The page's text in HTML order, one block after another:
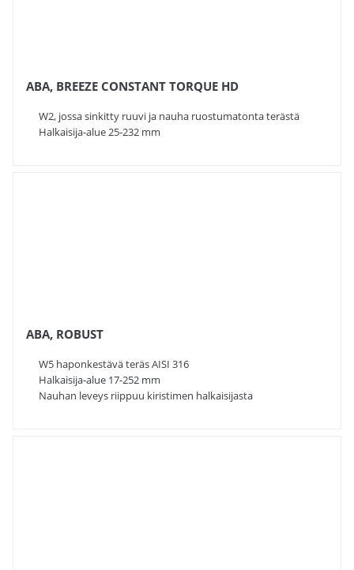
ABA, BREEZE CONSTANT TORQUE HD
W2, jossa sinkitty ruuvi ja nauha ruostumatonta terästä
Halkaisija-alue 25-232 mm
ABA, ROBUST
W5 haponkestävä teräs AISI 316
Halkaisija-alue 17-252 mm
Nauhan leveys riippuu kiristimen halkaisijasta